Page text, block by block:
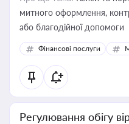
митного оформлення,
або благодійної допомоги
Фінансові послуги
Регулювання обігу